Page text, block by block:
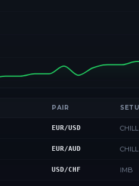
PAIR
EUR/USD CHILL
EUR/AUD CHILL
USD/CHF IMB